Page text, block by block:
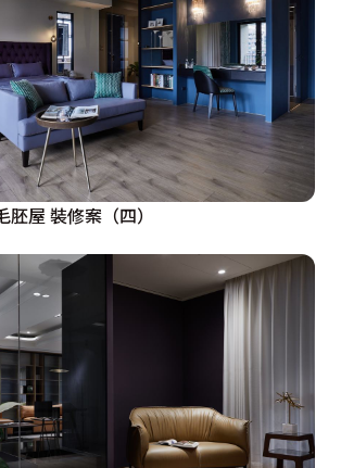
親子客房，或是做為小孩同學留宿空間。
位置以中島區取代之後，原有餐廳的
室F」來支援，形成有序且開放的空間
為在這樣的組合之下，可以隨時按照需
是分開。（例如大人與小孩的社交空間
開等。）
G（更衣室／客房）與F（多用途室）的
功能得到擴充，內部空間也較為寬敞舒
嬡居室內設計】提供
屋 裝修案（四）